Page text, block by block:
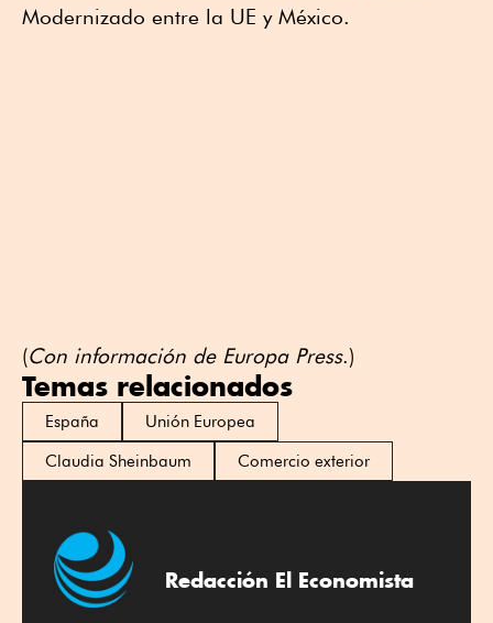
Modernizado entre la UE y México.
(Con información de Europa Press.)
Temas relacionados
España
Unión Europea
Claudia Sheinbaum
Comercio exterior
Redacción El Economista